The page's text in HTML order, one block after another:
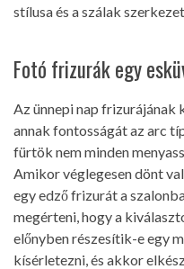
stílusa és a szálak
Fotó frizurák egy
Az ünnepi nap
annak fontosságát az arc
fürtök nem minden
Amikor véglegesen dönt
egy edző frizurát a
megérteni, hogy a
előnyben részesítik-e egy
kísérletezni, és akkor